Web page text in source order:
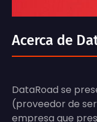
Acerca de
DataRoad se
(proveedor de
empresa que